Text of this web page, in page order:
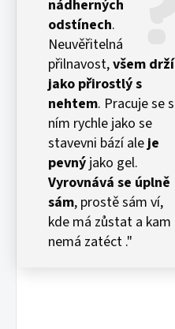
nádherných
odstínech.
Neuvěřitelná
přilnavost,všem drží
jako přirostlý s
nehtem. Pracuje se s
ním rychle jako se
stavevni bází aleje
pevný jako gel.
Vyrovnává se úplně
sám, prostě sám ví,
kde má zůstat a kam
nemá zatéct ."